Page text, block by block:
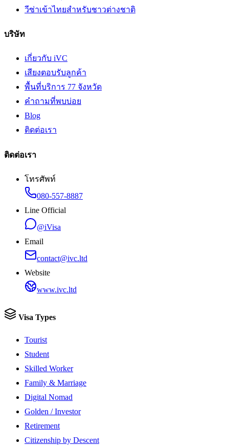
วีซ่าเข้าไทยสำหรับชาวต่างชาติ
บริษัท
เกี่ยวกับ iVC
เสียงตอบรับลูกค้า
พื้นที่บริการ 77 จังหวัด
คำถามที่พบบ่อย
Blog
ติดต่อเรา
ติดต่อเรา
โทรศัพท์
080-557-8887
Line Official
@iVisa
Email
contact@ivc.ltd
Website
www.ivc.ltd
Visa Types
Tourist
Student
Skilled Worker
Family & Marriage
Digital Nomad
Golden / Investor
Retirement
Citizenship by Descent